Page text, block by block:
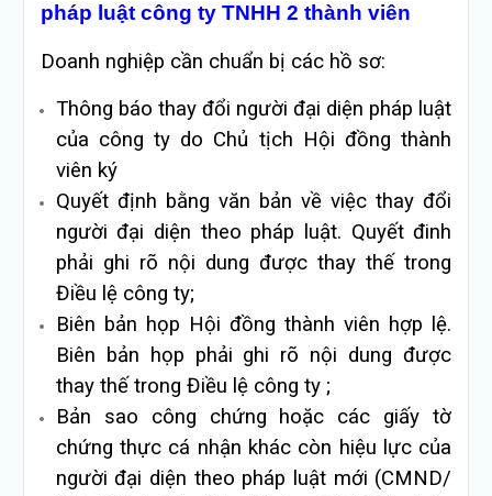
pháp luật công ty TNHH 2 thành viên
Doanh nghiệp cần chuẩn bị các hồ sơ:
Thông báo thay đổi người đại diện pháp luật
của công ty do Chủ tịch Hội đồng thành
viên ký
Quyết định bằng văn bản về việc thay đổi
người đại diện theo pháp luật. Quyết đinh
phải ghi rõ nội dung được thay thế trong
Điều lệ công ty;
Biên bản họp Hội đồng thành viên hợp lệ.
Biên bản họp phải ghi rõ nội dung được
thay thế trong Điều lệ công ty ;
Bản sao công chứng hoặc các giấy tờ
chứng thực cá nhận khác còn hiệu lực của
người đại diện theo pháp luật mới (CMND/